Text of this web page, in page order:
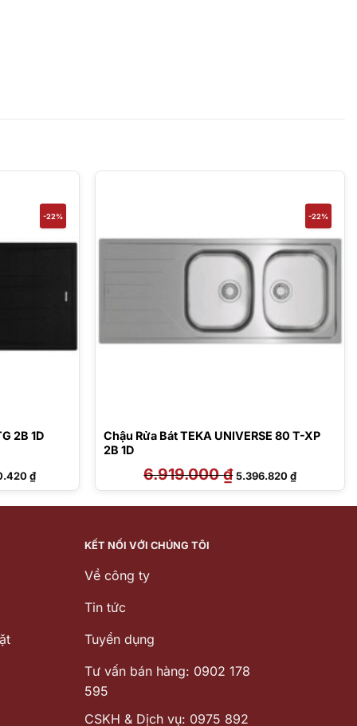
-22%
2B 1D
₫Giá
hiện
tại
9.000.420 ₫.
-22%
Chậu Rửa Bát TEKA UNIVERSE 80 T-XP
2B 1D
6.919.000₫ Giá
gốc
là:
5.396.820₫Giá
hiện
tại
5.396.820
KẾT NỐI VỚI CHÚNG TÔI
Về công ty
Tin tức
Tuyển dụng
Tư vấn bán hàng: 0902 178
595
CSKH & Dịch vụ: 0975 892